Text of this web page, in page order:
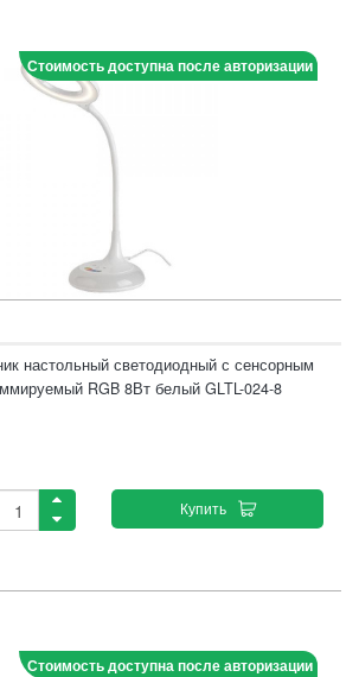
Стоимость доступна после авторизации
настольный светодиодный с сенсорным
RGB 8Вт белый GLTL-024-8
Купить
Стоимость доступна после авторизации